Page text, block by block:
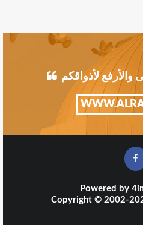
والأرفع لأذواقكم
Powered by
Copyright © 2002-